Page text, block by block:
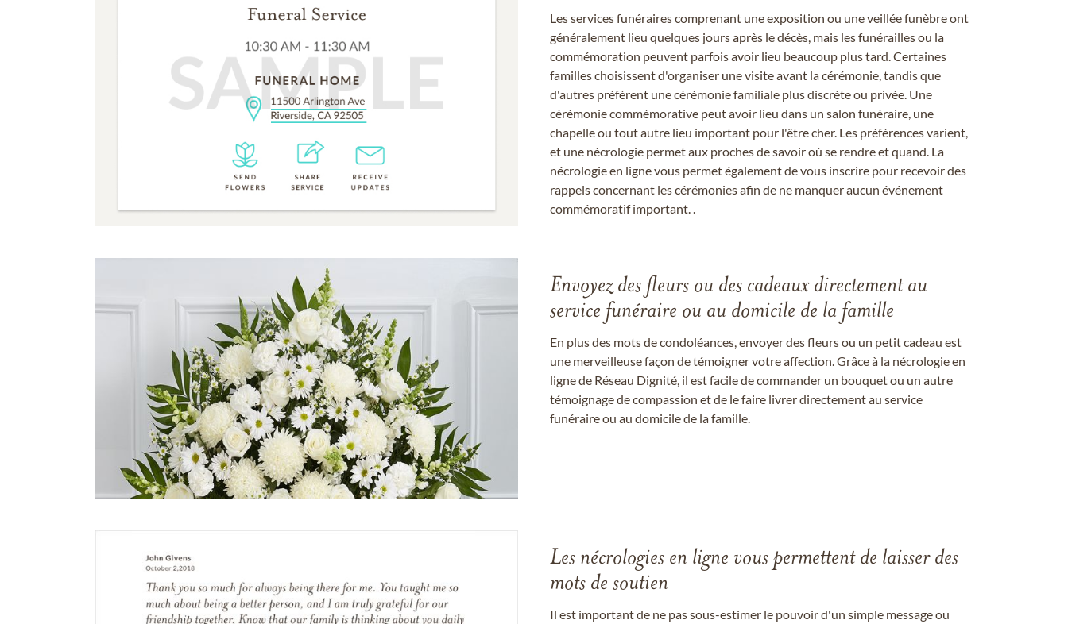
Les services funéraires comprenant une exposition ou une veillée funèbre ont
généralement lieu quelques jours après le décès, mais les funérailles ou la
commémoration peuvent parfois avoir lieu beaucoup plus tard. Certaines
familles choisissent d'organiser une visite avant la cérémonie, tandis que
d'autres préfèrent une cérémonie familiale plus discrète ou privée. Une
cérémonie commémorative peut avoir lieu dans un salon funéraire, une
chapelle ou tout autre lieu important pour l'être cher. Les préférences varient,
et une nécrologie permet aux proches de savoir où se rendre et quand. La
nécrologie en ligne vous permet également de vous inscrire pour recevoir des
rappels concernant les cérémonies afin de ne manquer aucun événement
commémoratif important. .
Envoyez des fleurs ou des cadeaux directement au
service funéraire ou au domicile de la famille
En plus des mots de condoléances, envoyer des fleurs ou un petit cadeau est
une merveilleuse façon de témoigner votre affection. Grâce à la nécrologie en
ligne de Réseau Dignité, il est facile de commander un bouquet ou un autre
témoignage de compassion et de le faire livrer directement au service
funéraire ou au domicile de la famille.
Les nécrologies en ligne vous permettent de laisser des
mots de soutien
Il est important de ne pas sous-estimer le pouvoir d'un simple message ou